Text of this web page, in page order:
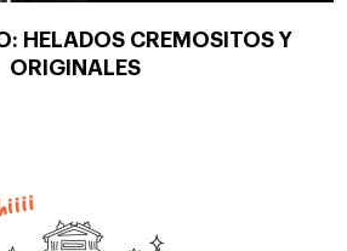
HELADOS CREMOSITOS Y
ORIGINALES